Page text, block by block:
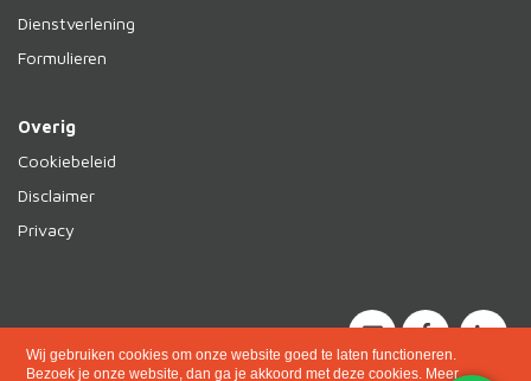
Wij gebruiken cookies om onze website goed te laten functioneren.
Bezoek je onze website, dan ga je akkoord met deze cookies. Meer
Dienstverlening
Formulieren
Overig
Cookiebeleid
Disclaimer
Privacy